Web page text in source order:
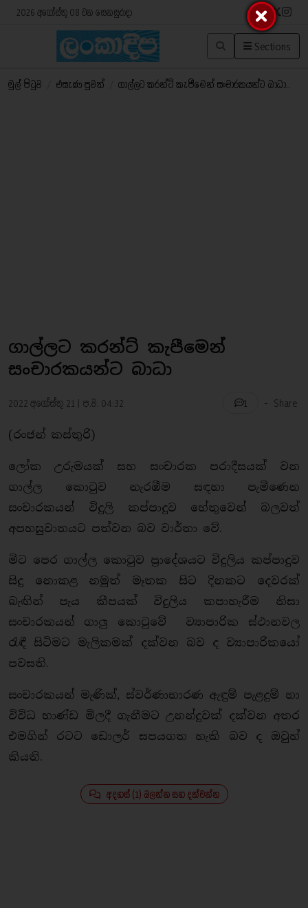
2026 අගෝස්තු 08 වන සෙනසුරාදා
Sections
මුල් පිටුව එසැණ පුවත් ගාල්ලට කරන්ට් කැපීමෙන් සංචාරකයන්ට බාධා..
ගාල්ලට කරන්ට් කැපීමෙන්
සංචාරකයන්ට බාධා
2022 අගෝස්තු 21 | ප.ව. 04:32 1 - Share
(රංජන් කස්තුරි)
ලෝක උරුමයක් සහ සංචාරක පරාදීසයක් වන
ගාල්ල කොටුව නැරඹීම සඳහා පැමිණෙන
සංචාරකයන් විදුලි කප්පාදුව හේතුවෙන් බලවත්
අපහසුවාතයට පත්වන බව වාර්තා වේ.
මිට පෙර ගාල්ල කොටුව ප්‍රාදේශයට විදුලිය කප්පාදුව
සිදු නොකළ නමුත් මෑතක සිට දිනකට දෙවරක්
බැඟින් පැය කීපයක් විදුලිය කපාහැරීම නිසා
සංචාරකයන් ගාලු කොටුවේ ව්‍යාපාරික ස්ථානවල
රැඳී සිටිමට මැලිකමක් දක්වන බව ද ව්‍යාපාරිකයෝ
පවසති.
සංචාරකයන් මැණික්, ස්වර්ණාභාරණ ඇඳුම් පැළදුම් හා
විවිධ භාණ්ඩ මිලදී ගැනීමට උනන්දුවක් දක්වන අතර
එමගින් රටට ඩොලර් සපයගත හැකි බව ද ඔවුහ්
කියති.
අදහස් (1) බලන්න සහ දක්වන්න